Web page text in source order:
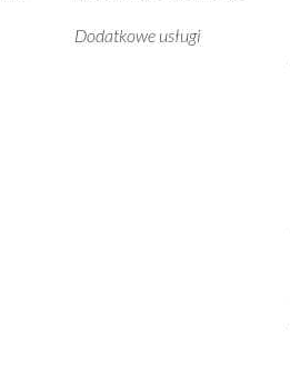
Dodatkowe usługi